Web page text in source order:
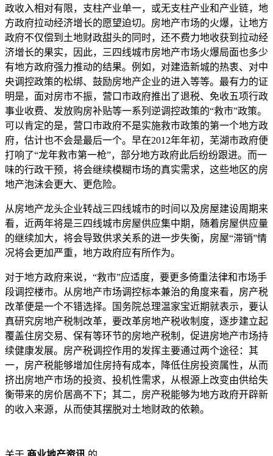
政收入相对有限，支柱产业单一，或无支柱产业和产业链，地
方政府拉动经济增长的愿望迫切。房地产市场的火爆，让地方
政府不仅偿到土地财政甜头的同时，还不费力地收获到拉动经
济增长的果实，因此，三四线城市房地产市场火爆局面也多少
有地方政府强力推动的结果。例如，对建造新城的热衷、对中
央调控政策的松绑、鼓励房地产企业的进入等等。最有力的证
明是，面对房市不振，营口市政府推出了退税、免收五项行政
事业收费、发放购房补贴等一系列逆调控政策的“救市”政策。
可以肯定的是，营口市政府不是实施救市政策的第一个地方政
府，估计也不会是最后一个。早在2012年年初，芜湖市政府便
打响了“龙年救市第一枪”，部分地方政府此后纷纷跟进。而一
味的行政干预，将会继续模糊市场的真实需求，这些地区的房
地产泡沫会更大、更危险。
从房地产龙头企业转战三四线城市的时间以及房屋建设周期来
看，近两年将是三四线城市房屋供应集中期，随着房屋供应量
的继续加大，将会导致供求关系的进一步失衡，房屋“滞销”情
况将会更加严重，地方政府应有所作为。
对于地方政府来说，“救市”应适度，要更多倚重法律和市场手
段调控楼市。从房地产市场调控标本兼治的角度来看，房产税
改革便是一个不错选择。国务院总理温家宝近期就表示，要认
真研究房地产税制改革，要改革房地产税收制度，逐步建立起
覆盖住房交易、保有等环节的房地产税制，促进房地产市场持
续健康发展。房产税调控作用的发挥主要通过两个途径：其
一，房产税能够增加住房持有成本，降低住房投资属性，从而
挤出房地产市场的投资、投机性需求，从根源上改变由供给失
衡带来的房价居高不下；其二，房产税能够为地方政府开辟新
的收入来源，从而使其摆脱对土地财政的依赖。